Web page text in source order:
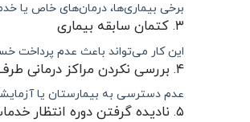
برخی بیماری‌ها، درمان‌های خاص یا
۳. کتمان سابقه بیماری
این کار می‌تواند باعث عدم پرداخت
۴. بررسی نکردن مراکز درمانی طرف قرارداد
عدم دسترسی به بیمارستان یا
۵. نادیده گرفتن دوره انتظار خدمات مهم